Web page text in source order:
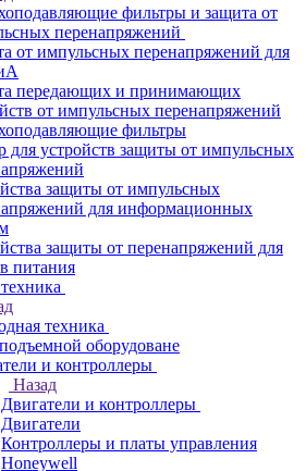
фильтры и защита от
перенапряжений
от импульсных перенапряжений для
передающих и принимающих
от импульсных перенапряжений
фильтры
для устройств защиты от импульсных
защиты от импульсных
для информационных
защиты от перенапряжений для
питания
техника
оборудоване
и контроллеры
Назад
Двигатели и контроллеры
Двигатели
Контроллеры и платы управления
Honeywell